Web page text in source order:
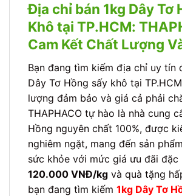
Địa chỉ bán 1kg Dây Tơ
Khô tại TP.HCM:
Cam Kết Chất Lượng
Bạn đang tìm kiếm địa chỉ uy tín
Dây Tơ Hồng sấy khô tại
lượng đảm bảo và giá cả phải
THAPHACO tự hào là nhà cung
Hồng nguyên chất 100%, được
nghiêm ngặt, mang đến sản
sức khỏe với mức giá ưu đãi đặc
120.000 VNĐ/kg và quà tặng
bạn đang tìm kiếm 1kg Dây Tơ